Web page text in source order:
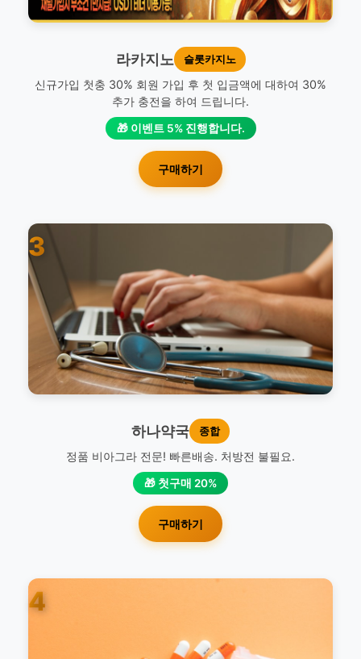
라카지노 슬롯카지노
신규가입 첫충 30% 회원 가입 후 첫 입금액에 대하여 30%
추가 충전을 하여 드립니다.
🎁 이벤트 5% 진행합니다.
구매하기
3
하나약국 종합
정품 비아그라 전문! 빠른배송. 처방전 불필요.
🎁 첫구매 20%
구매하기
4